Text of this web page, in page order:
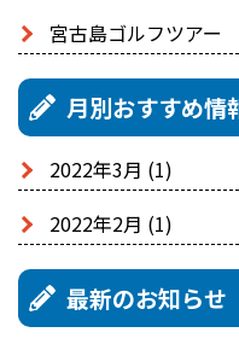
宮古島ゴルフツアー
月別おすすめ情
2022年3月 (1)
2022年2月 (1)
最新のお知らせ